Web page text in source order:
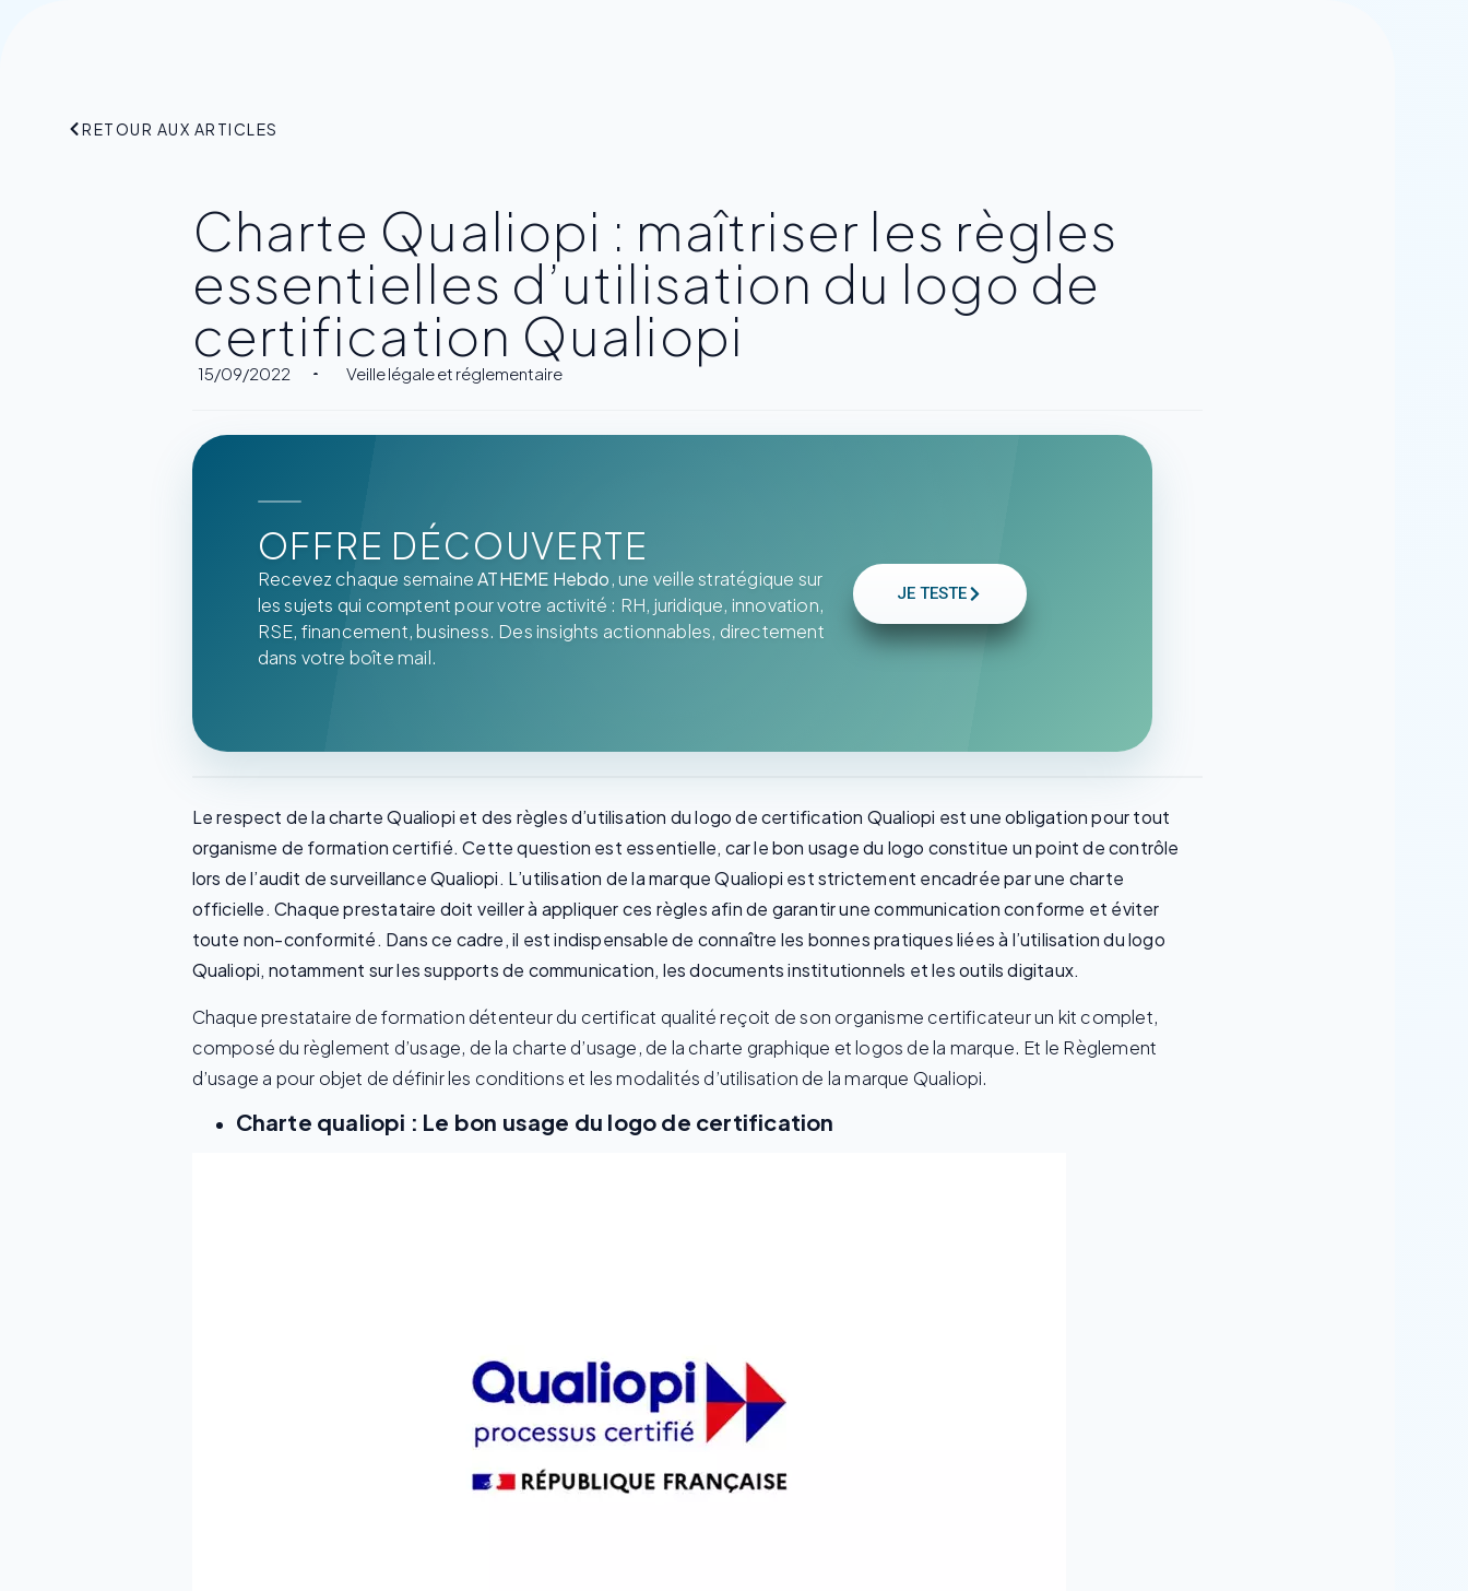
RETOUR AUX ARTICLES
Charte Qualiopi : maîtriser les règles
essentielles d’utilisation du logo de
certification Qualiopi
15/09/2022 Veille légale et réglementaire
OFFRE DÉCOUVERTE
Recevez chaque semaineATHEME Hebdo, une veille stratégique sur
les sujets qui comptent pour votre activité : RH, juridique, innovation,
RSE, financement, business. Des insights actionnables, directement
dans votre boîte mail.
JE TESTE
Le respect de la charte Qualiopi et des règles d’utilisation du logo de certification Qualiopi est une obligation pour tout
organisme de formation certifié. Cette question est essentielle, car le bon usage du logo constitue un point de contrôle
lors de l’audit de surveillance Qualiopi. L’utilisation de la marque Qualiopi est strictement encadrée par une charte
officielle. Chaque prestataire doit veiller à appliquer ces règles afin de garantir une communication conforme et éviter
toute non-conformité. Dans ce cadre, il est indispensable de connaître les bonnes pratiques liées à l’utilisation du logo
Qualiopi, notamment sur les supports de communication, les documents institutionnels et les outils digitaux.
Chaque prestataire de formation détenteur du certificat qualité reçoit de son organisme certificateur un kit complet,
composé du règlement d’usage, de la charte d’usage, de la charte graphique et logos de la marque. Et le Règlement
d’usage a pour objet de définir les conditions et les modalités d’utilisation de la marque Qualiopi.
Charte qualiopi : Le bon usage du logo de certification